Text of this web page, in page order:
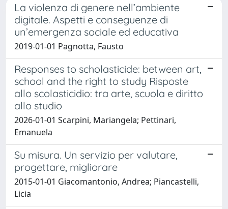
La violenza di genere nell’ambiente
digitale. Aspetti e conseguenze di
un’emergenza sociale ed educativa
2019-01-01 Pagnotta, Fausto
Responses to scholasticide: between art,
school and the right to study Risposte
allo scolasticidio: tra arte, scuola e diritto
allo studio
2026-01-01 Scarpini, Mariangela; Pettinari,
Emanuela
Su misura. Un servizio per valutare,
progettare, migliorare
2015-01-01 Giacomantonio, Andrea; Piancastelli,
Licia